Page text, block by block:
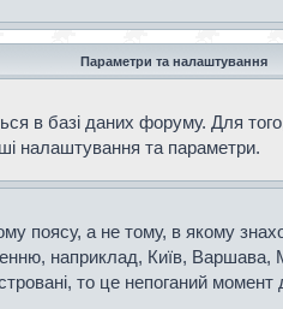
Параметри та налаштування
в базі даних форуму. Для
налаштування та параметри.
поясу, а не тому, в якому
наприклад, Київ,
то це непоганий